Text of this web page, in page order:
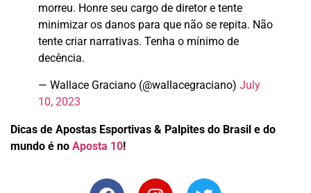
morreu. Honre seu cargo de diretor e tente
minimizar os danos para que não se repita. Não
tente criar narrativas. Tenha o mínimo de
decência.
— Wallace Graciano (@wallacegraciano) July
10, 2023
Dicas de Apostas Esportivas & Palpites do Brasil e do
mundo é no Aposta 10!